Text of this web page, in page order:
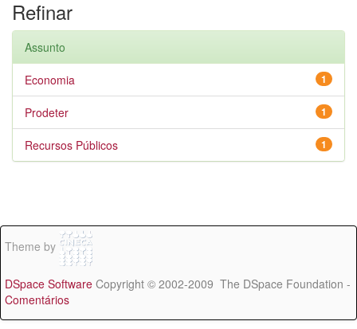
Refinar
Assunto
1
Economia
1
Prodeter
1
Recursos Públicos
Theme by
DSpace Software Copyright © 2002-2009 The DSpace Foundation -
Comentários